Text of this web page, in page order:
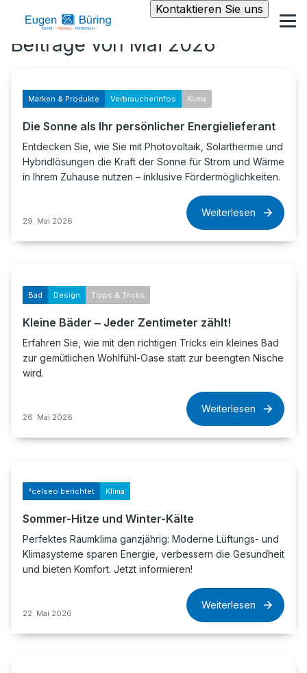
Kontaktieren Sie uns
Beiträge von Mai 2026
Marken & Produkte Verbraucherinfos Klima
Die Sonne als Ihr persönlicher Energielieferant
Entdecken Sie, wie Sie mit Photovoltaik, Solarthermie und
Hybridlösungen die Kraft der Sonne für Strom und Wärme
in Ihrem Zuhause nutzen – inklusive Fördermöglichkeiten.
29. Mai 2026
Weiterlesen
Bad Design Tipps & Tricks
Kleine Bäder ‒ Jeder Zentimeter zählt!
Erfahren Sie, wie mit den richtigen Tricks ein kleines Bad
zur gemütlichen Wohlfühl-Oase statt zur beengten Nische
wird.
26. Mai 2026
Weiterlesen
°celseo berichtet Klima
Sommer-Hitze und Winter-Kälte
Perfektes Raumklima ganzjährig: Moderne Lüftungs- und
Klimasysteme sparen Energie, verbessern die Gesundheit
und bieten Komfort. Jetzt informieren!
22. Mai 2026
Weiterlesen